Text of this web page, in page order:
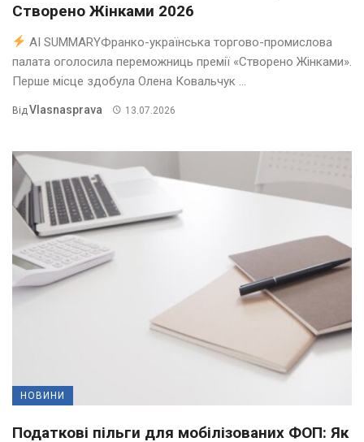
Створено Жінками 2026
AI SUMMARYФранко-українська торгово-промислова
палата оголосила переможниць премії «Створено Жінками».
Перше місце здобула Олена Ковальчук ...
Від Vlasnasprava 13.07.2026
НОВИНИ
Податкові пільги для мобілізованих ФОП: Як